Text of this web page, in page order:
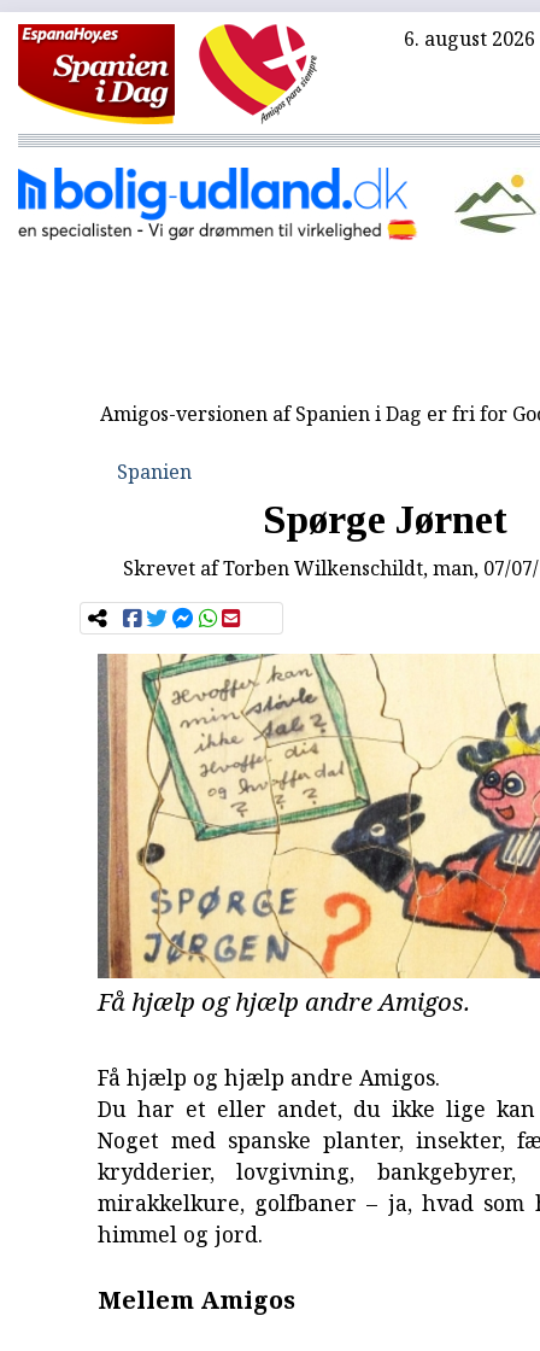
6. august 2026
Amigos-versionen af Spanien i Dag er fri for
Spanien
Spørge Jørnet
Skrevet afTorben Wilkenschildt, man, 07/
Få hjælp og hjælp andre Amigos.
Få hjælp og hjælp andre Amigos.
Du har et eller andet, du ikke lige
Noget med spanske planter, insekter,
krydderier, lovgivning, bankgebyrer,
mirakkelkure, golfbaner – ja, hvad som
himmel og jord.
Mellem Amigos